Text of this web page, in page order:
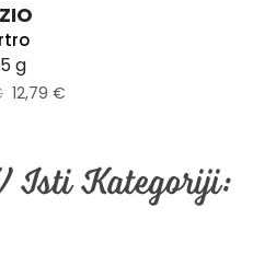
g
12,79 €
Isti Kategoriji: